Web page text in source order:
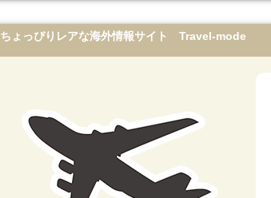
ちょっぴりレアな海外情報サイト Travel-mode